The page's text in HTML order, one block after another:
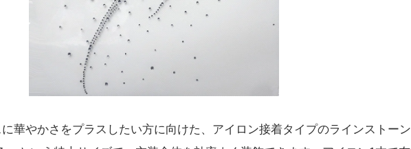
華やかさをプラスしたい方に向けた、アイロン接着タイプのラインストーン